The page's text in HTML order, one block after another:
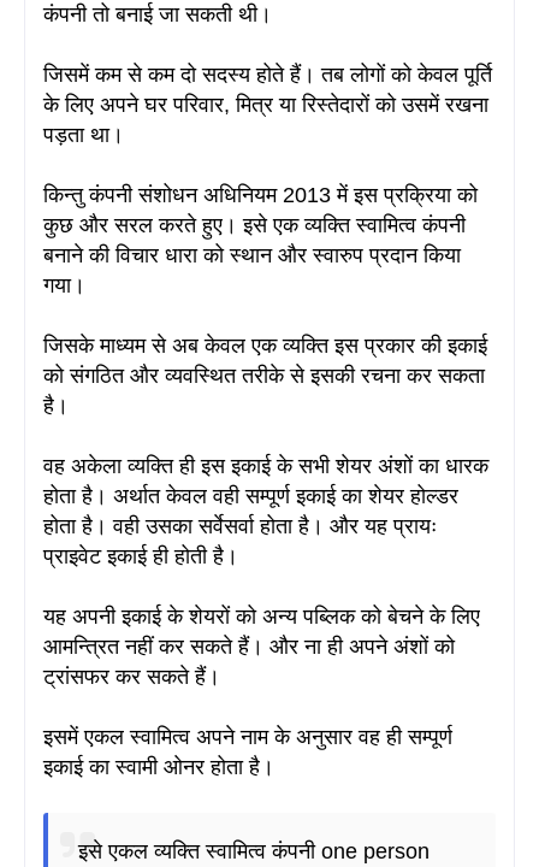
कंपनी तो बनाई जा सकती थी।
जिसमें कम से कम दो सदस्य होते हैं। तब लोगों को केवल पूर्ति
के लिए अपने घर परिवार, मित्र या रिस्तेदारों को उसमें रखना
पड़ता था।
किन्तु कंपनी संशोधन अधिनियम 2013 में इस प्रक्रिया को
कुछ और सरल करते हुए । इसे एक व्यक्ति स्वामित्व कंपनी
बनाने की विचार धारा को स्थान और स्वारुप प्रदान किया
गया।
जिसके माध्यम से अब केवल एक व्यक्ति इस प्रकार की इकाई
को संगठित और व्यवस्थित तरीके से इसकी रचना कर सकता
है ।
वह अकेला व्यक्ति ही इस इकाई के सभी शेयर अंशों का धारक
होता है । अर्थात केवल वही सम्पूर्ण इकाई का शेयर होल्डर
होता है । वही उसका सर्वेसर्वा होता है । और यह प्रायः
प्राइवेट इकाई ही होती है ।
यह अपनी इकाई के शेयरों को अन्य पब्लिक को बेचने के लिए
आमन्त्रित नहीं कर सकते हैं। और ना ही अपने अंशों को
ट्रांसफर कर सकते हैं।
इसमें एकल स्वामित्व अपने नाम के अनुसार वह ही सम्पूर्ण
इकाई का स्वामी ओनर होता है ।
इसे एकल व्यक्ति स्वामित्व कंपनी one person